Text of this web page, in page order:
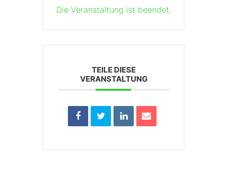
Die Veranstaltung ist beendet.
TEILE DIESE
VERANSTALTUNG